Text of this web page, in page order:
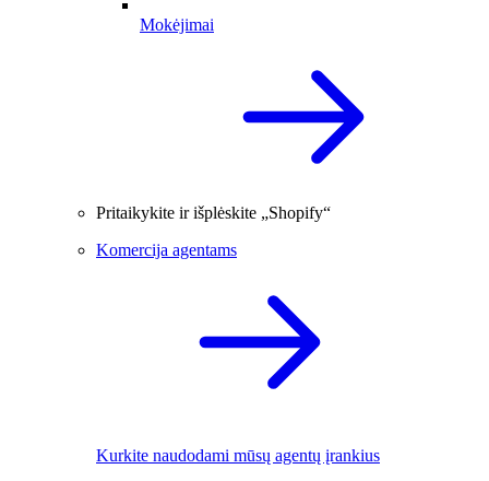
Mokėjimai
Pritaikykite ir išplėskite „Shopify“
Komercija agentams
Kurkite naudodami mūsų agentų įrankius